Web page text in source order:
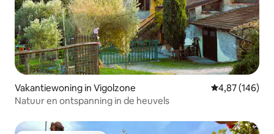
Vakantiewoning in Vigolzone Gemiddelde
4,87 (146)
Natuur en ontspanning in de heuvels